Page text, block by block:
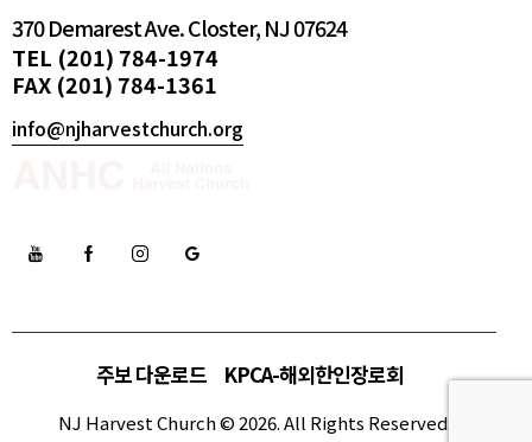
370 Demarest Ave. Closter, NJ 07624
TEL (201) 784-1974
FAX (201) 784-1361
info@njharvestchurch.org
주보 다운로드 KPCA-해외한인장로회
NJ Harvest Church © 2026. All Rights Reserved.